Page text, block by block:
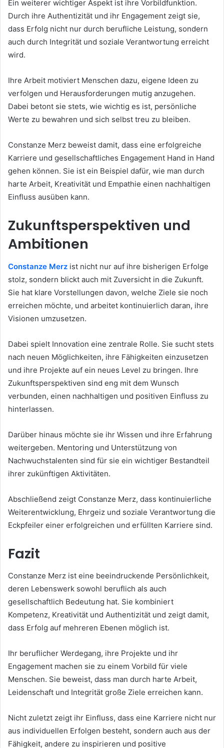
Ein weiterer wichtiger Aspekt ist ihre Vorbildfunktion.
Durch ihre Authentizität und ihr Engagement zeigt sie,
dass Erfolg nicht nur durch berufliche Leistung, sondern
auch durch Integrität und soziale Verantwortung erreicht
wird.
Ihre Arbeit motiviert Menschen dazu, eigene Ideen zu
verfolgen und Herausforderungen mutig anzugehen.
Dabei betont sie stets, wie wichtig es ist, persönliche
Werte zu bewahren und sich selbst treu zu bleiben.
Constanze Merz beweist damit, dass eine erfolgreiche
Karriere und gesellschaftliches Engagement Hand in Hand
gehen können. Sie ist ein Beispiel dafür, wie man durch
harte Arbeit, Kreativität und Empathie einen nachhaltigen
Einfluss ausüben kann.
Zukunftsperspektiven und
Ambitionen
Constanze Merz ist nicht nur auf ihre bisherigen Erfolge
stolz, sondern blickt auch mit Zuversicht in die Zukunft.
Sie hat klare Vorstellungen davon, welche Ziele sie noch
erreichen möchte, und arbeitet kontinuierlich daran, ihre
Visionen umzusetzen.
Dabei spielt Innovation eine zentrale Rolle. Sie sucht stets
nach neuen Möglichkeiten, ihre Fähigkeiten einzusetzen
und ihre Projekte auf ein neues Level zu bringen. Ihre
Zukunftsperspektiven sind eng mit dem Wunsch
verbunden, einen nachhaltigen und positiven Einfluss zu
hinterlassen.
Darüber hinaus möchte sie ihr Wissen und ihre Erfahrung
weitergeben. Mentoring und Unterstützung von
Nachwuchstalenten sind für sie ein wichtiger Bestandteil
ihrer zukünftigen Aktivitäten.
Abschließend zeigt Constanze Merz, dass kontinuierliche
Weiterentwicklung, Ehrgeiz und soziale Verantwortung die
Eckpfeiler einer erfolgreichen und erfüllten Karriere sind.
Fazit
Constanze Merz ist eine beeindruckende Persönlichkeit,
deren Lebenswerk sowohl beruflich als auch
gesellschaftlich Bedeutung hat. Sie kombiniert
Kompetenz, Kreativität und Authentizität und zeigt damit,
dass Erfolg auf mehreren Ebenen möglich ist.
Ihr beruflicher Werdegang, ihre Projekte und ihr
Engagement machen sie zu einem Vorbild für viele
Menschen. Sie beweist, dass man durch harte Arbeit,
Leidenschaft und Integrität große Ziele erreichen kann.
Nicht zuletzt zeigt ihr Einfluss, dass eine Karriere nicht nur
aus individuellen Erfolgen besteht, sondern auch aus der
Fähigkeit, andere zu inspirieren und positive